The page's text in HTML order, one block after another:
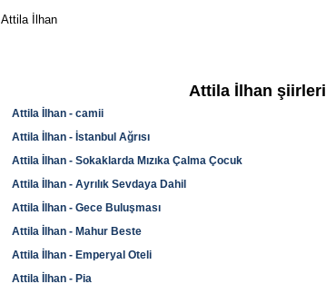
Attila İlhan
Attila İlhan şiirleri
Attila İlhan - camii
Attila İlhan - İstanbul Ağrısı
Attila İlhan - Sokaklarda Mızıka Çalma Çocuk
Attila İlhan - Ayrılık Sevdaya Dahil
Attila İlhan - Gece Buluşması
Attila İlhan - Mahur Beste
Attila İlhan - Emperyal Oteli
Attila İlhan - Pia